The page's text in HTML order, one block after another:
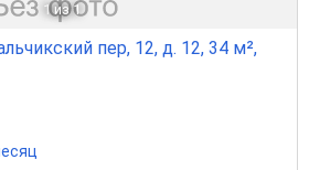
1 из 1
пер, 12, д. 12, 34 м²,